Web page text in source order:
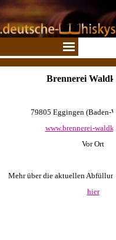
Brennerei
79805 Eggingen (Baden-
www.brennerei-
Vor Ort
Mehr über die aktuellen
hier